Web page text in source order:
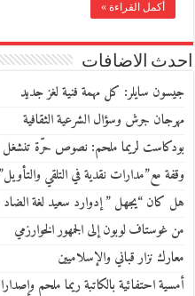
أكمل القراءة »
احدث الاضافات
جيسون سايلر: كل مهمة فنية لغز جديد
مهرجان جرش وسؤال الشرعية الثقافية
بودكاست لريما ملحم: نصوص حرّة تنشغل
وقفة مع”مدارات نقدية في التلقي والتأويل”
هل كان “يجهل ” إدوارد سعيد لغة
من غوستاف لوبون إلى الجمهور الخوارزمي
معارك نزار قباني والإسلاميين
أمسية احتفائية بالكاتبة ريما ملحم